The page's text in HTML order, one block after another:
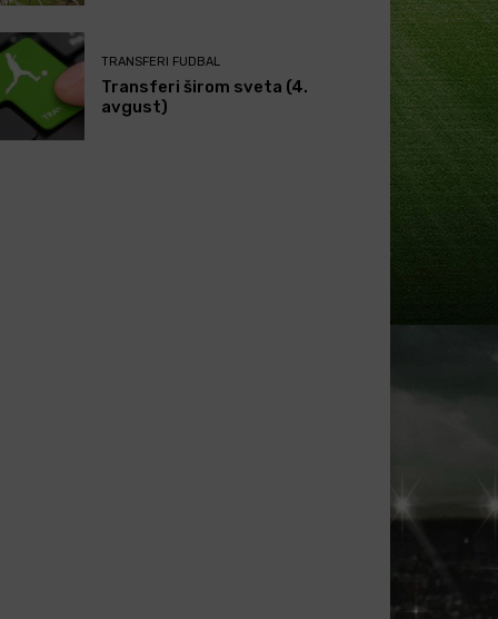
TRANSFERI FUDBAL
Transferi širom sveta (4.
avgust)